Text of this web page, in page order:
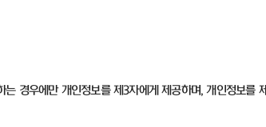
는 경우에만 개인정보를 제 3자에게 제공하며,개인정보를 제